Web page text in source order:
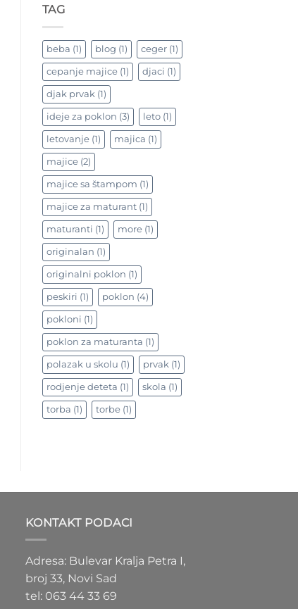
TAG
beba (1) blog (1) ceger(1)
cepanje majice(1) djaci (1)
djak prvak (1)
ideje za poklon (3) leto(1)
letovanje(1) majica (1)
majice(2)
majice sa štampom (1)
majice za maturant(1)
maturanti (1) more(1)
originalan (1)
originalni poklon (1)
peskiri (1) poklon (4)
pokloni (1)
poklon za maturanta (1)
polazak u skolu (1) prvak (1)
rodjenje deteta (1) skola (1)
torba (1) torbe(1)
KONTAKT PODACI
Adresa: Bulevar Kralja Petra I,
broj 33, Novi Sad
tel: 063 44 33 69